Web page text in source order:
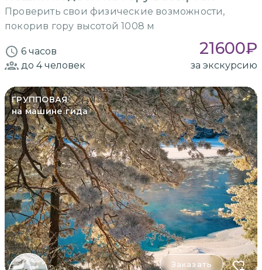
Проверить свои физические возможности,
покорив гору высотой 1008 м
6 часов 21600₽
до 4человек за экскурсию
ГРУППОВАЯ
на машине гида
Заказать